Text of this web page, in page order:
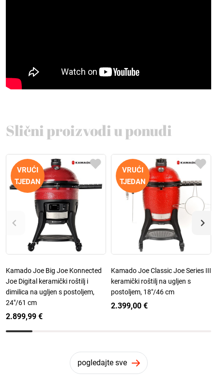
Slični proizvodi u ponudi
VRUĆI
TJEDAN
Kamado Joe Big Joe Konnected
Joe Digital keramički roštilj i
dimilica na ugljen s postoljem,
24"/61 cm
2.899,99 €
VRUĆI
TJEDAN
Kamado Joe Classic Joe Series III
keramički roštilj na ugljen s
postoljem, 18"/46 cm
2.399,00 €
pogledajte sve